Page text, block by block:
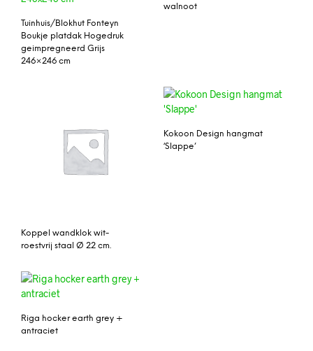
Tuinhuis/Blokhut Fonteyn
Boukje platdak Hogedruk
geimpregneerd Grijs
246×246 cm
walnoot
Koppel wandklok wit-
roestvrij staal Ø 22 cm.
Kokoon Design hangmat
‘Slappe’
Riga hocker earth grey +
antraciet